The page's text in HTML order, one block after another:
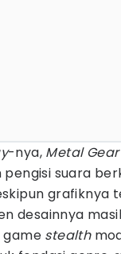
-nya, Metal
suara
grafiknya
desainnya
game stealth